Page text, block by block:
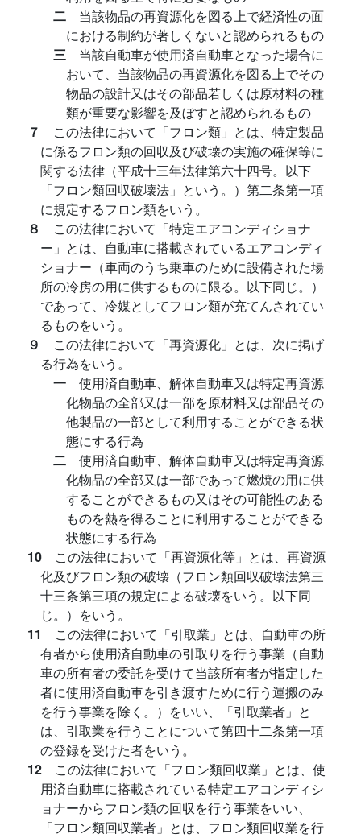
二 当該物品の再資源化を図る上で経済性の面
における制約が著しくないと認められるもの
三 当該自動車が使用済自動車となった場合に
おいて、当該物品の再資源化を図る上でその
物品の設計又はその部品若しくは原材料の種
類が重要な影響を及ぼすと認められるもの
７ この法律において「フロン類」とは、特定製品
に係るフロン類の回収及び破壊の実施の確保等に
関する法律（平成十三年法律第六十四号。以下
「フロン類回収破壊法」という。）第二条第一項
に規定するフロン類をいう。
８ この法律において「特定エアコンディショナ
ー」とは、自動車に搭載されているエアコンディ
ショナー（車両のうち乗車のために設備された場
所の冷房の用に供するものに限る。以下同じ。）
であって、冷媒としてフロン類が充てんされてい
るものをいう。
９ この法律において「再資源化」とは、次に掲げ
る行為をいう。
一 使用済自動車、解体自動車又は特定再資源
化物品の全部又は一部を原材料又は部品その
他製品の一部として利用することができる状
態にする行為
二 使用済自動車、解体自動車又は特定再資源
化物品の全部又は一部であって燃焼の用に供
することができるもの又はその可能性のある
ものを熱を得ることに利用することができる
状態にする行為
10 この法律において「再資源化等」とは、再資源
化及びフロン類の破壊（フロン類回収破壊法第三
十三条第三項の規定による破壊をいう。以下同
じ。）をいう。
11 この法律において「引取業」とは、自動車の所
有者から使用済自動車の引取りを行う事業（自動
車の所有者の委託を受けて当該所有者が指定した
者に使用済自動車を引き渡すために行う運搬のみ
を行う事業を除く。）をいい、「引取業者」と
は、引取業を行うことについて第四十二条第一項
の登録を受けた者をいう。
12 この法律において「フロン類回収業」とは、使
用済自動車に搭載されている特定エアコンディシ
ョナーからフロン類の回収を行う事業をいい、
「フロン類回収業者」とは、フロン類回収業を行